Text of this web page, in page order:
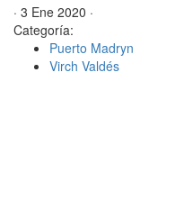
· 3 Ene 2020 ·
Categoría:
Puerto Madryn
Virch Valdés